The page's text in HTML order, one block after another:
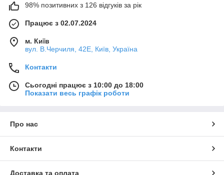
98% позитивних з 126 відгуків за рік
Працює з 02.07.2024
м. Київ
вул. В.Черчиля, 42Е, Київ, Україна
Контакти
Сьогодні працює з 10:00 до 18:00
Показати весь графік роботи
Про нас
Контакти
Доставка та оплата